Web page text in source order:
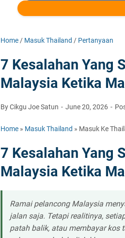
Home / Masuk Thailand / Pertanyaan
7 Kesalahan Yang
Malaysia Ketika
By Cikgu Joe Satun June 20, 2026
Home » Masuk Thailand » Masuk Ke
7 Kesalahan Yang
Malaysia Ketika
Ramai pelancong Malaysia
jalan saja. Tetapi realitinya,
patah balik, atau membayar kos